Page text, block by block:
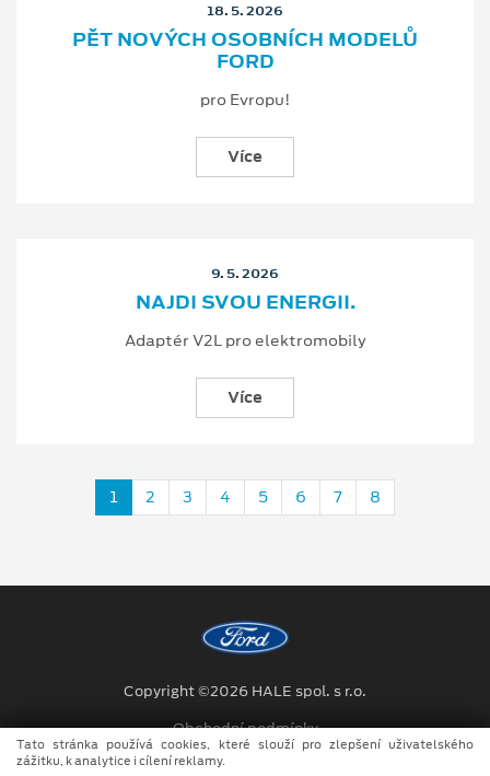
18. 5. 2026
PĚT NOVÝCH OSOBNÍCH MODELŮ
FORD
pro Evropu!
Více
9. 5. 2026
NAJDI SVOU ENERGII.
Adaptér V2L pro elektromobily
Více
1 2 3 4 5 6 7 8
Copyright ©2026 HALE spol. s r.o.
Obchodní podmínky
Ochrana osobních údajů
Tato stránka používá cookies, které slouží pro zlepšení uživatelského
zážitku, k analytice i cílení reklamy.